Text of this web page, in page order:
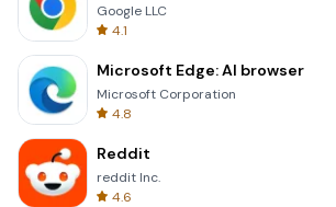
Google LLC
4.1
Microsoft Edge: AI browser
Microsoft Corporation
4.8
Reddit
reddit Inc.
4.6